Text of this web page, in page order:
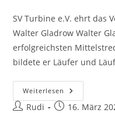
SV Turbine e.V. ehrt das
Walter Gladrow Walter
erfolgreichsten
bildete er Läufer und
Weiterlesen 1.
Walter
Gladrow
Beitrags-
Rudi
Beitrag16. März